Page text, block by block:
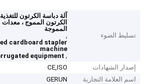
تسليط الضوء
آلة دباسة الكرتون
الكرتون المموج ، معدات
المموجة
,
cardboard stapler
machine
,
equipment
إصدار الشهادات
CE,ISO
اسم العلامة التجارية
GERUN